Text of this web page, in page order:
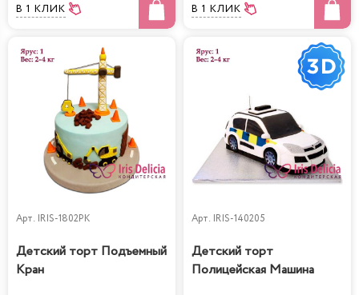
В 1 КЛИК В 1 КЛИК
Арт. IRIS-1802PK
Детский торт Подъемный
Кран
Арт. IRIS-140205
Детский торт
Полицейская Машина